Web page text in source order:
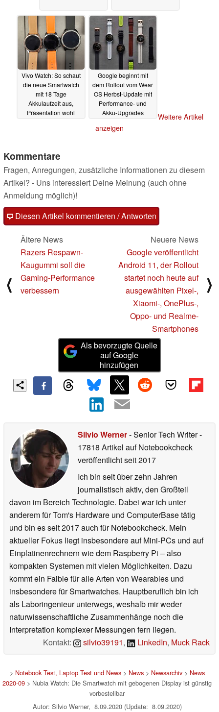
Vivo Watch: So schaut
die neue Smartwatch
mit 18 Tage
Akkulaufzeit aus,
Präsentation wohl
Google beginnt mit
dem Rollout vom Wear
OS Herbst-Update mit
Performance- und
Akku-Upgrades
Weitere Artikel
anzeigen
Kommentare
Fragen, Anregungen, zusätzliche Informationen zu diesem
Artikel? - Uns interessiert Deine Meinung (auch ohne
Anmeldung möglich)!
Diesen Artikel kommentieren / Antworten
⟨
Ältere News
Razers Respawn-
Kaugummi soll die
Gaming-Performance
verbessern
Neuere News
Google veröffentlicht
Android 11, der Rollout
startet noch heute auf
ausgewählten Pixel-,
Xiaomi-, OnePlus-,
Oppo- und Realme-
Smartphones
⟩
Als bevorzugte Quelle
auf Google
hinzufügen
Silvio Werner- Senior Tech Writer-
17818 Artikel auf Notebookcheck
veröffentlichtseit 2017
Ich bin seit über zehn Jahren
journalistisch aktiv, den Großteil
davon im Bereich Technologie. Dabei war ich unter
anderem für Tom's Hardware und ComputerBase tätig
und bin es seit 2017 auch für Notebookcheck. Mein
aktueller Fokus liegt insbesondere auf Mini-PCs und auf
Einplatinenrechnern wie dem Raspberry Pi – also
kompakten Systemen mit vielen Möglichkeiten. Dazu
kommt ein Faible für alle Arten von Wearables und
insbesondere für Smartwatches. Hauptberuflich bin ich
als Laboringenieur unterwegs, weshalb mir weder
naturwissenschaftliche Zusammenhänge noch die
Interpretation komplexer Messungen fern liegen.
Kontakt:
silvio39191, LinkedIn, Muck Rack
> Notebook Test, Laptop Test und News> News> Newsarchiv> News
2020-09 > Nubia Watch: Die Smartwatch mit gebogenen Display ist günstig
vorbestellbar
Autor: Silvio Werner, 8.09.2020 (Update: 8.09.2020)